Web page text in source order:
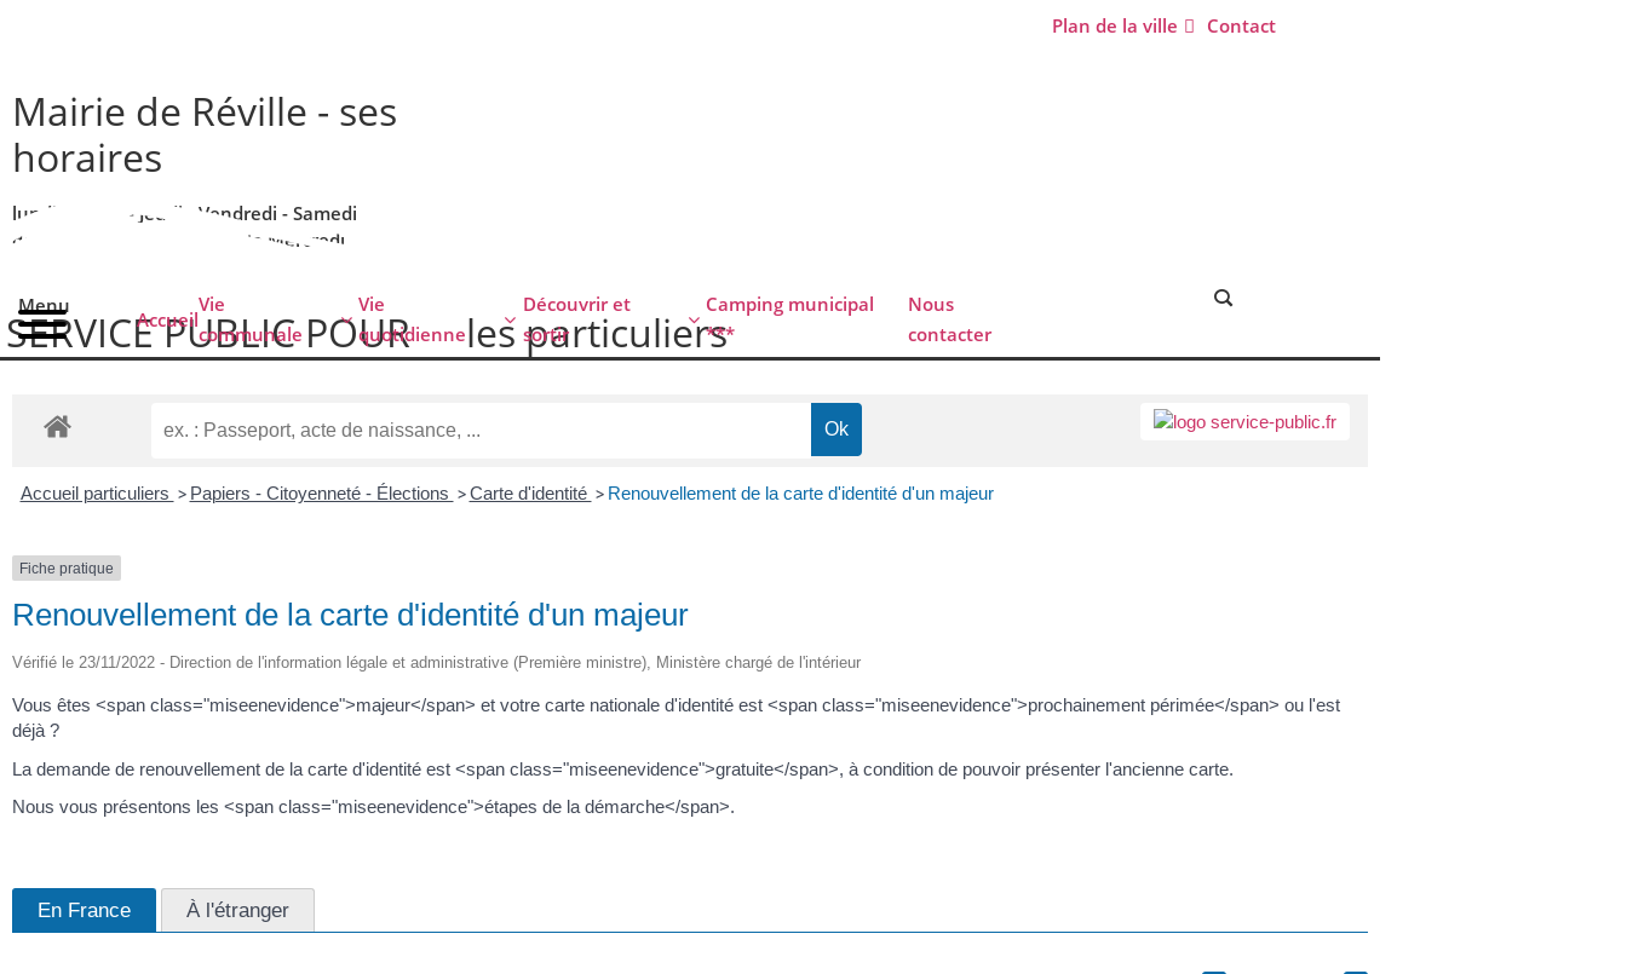
Mairie de Réville - ses
horaires
lundi - Mardi - Jeudi - Vendredi - Samedi
de 9h00 à 12h00 - Fermée le Mercredi
Plan de la ville Contact
Menu
Accueil
Vie
communale
Vie
quotidienne
Découvrir et
sortir
Camping municipal
***
Nous
contacter
SERVICE PUBLIC POUR​ les particuliers
Accueil particuliers > Papiers - Citoyenneté - Élections > Carte d'identité > Renouvellement de la carte d'identité d'un majeur
Fiche pratique
Renouvellement de la carte d'identité d'un majeur
Vérifié le 23/11/2022 - Direction de l'information légale et administrative (Première ministre), Ministère chargé de l'intérieur
Vous êtes <span class="miseenevidence">majeur</span> et votre carte nationale d'identité est <span class="miseenevidence">prochainement périmée</span> ou l'est
déjà ?
La demande de renouvellement de la carte d'identité est <span class="miseenevidence">gratuite</span>, à condition de pouvoir présenter l'ancienne carte.
Nous vous présentons les <span class="miseenevidence">étapes de la démarche</span>.
En France À l'étranger